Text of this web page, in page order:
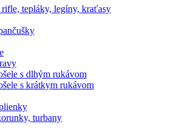
tepláky, legíny, kraťasy
s dlhým rukávom
s krátkym rukávom
turbany